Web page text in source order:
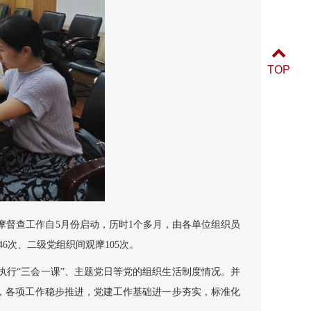
查工作自5月份启动，历时1个多月，由各单位组织员
、二级党组织间观摩105次。
“三会一课”、主题党日等党的组织生活制度情况。并
项工作稳步推进，党建工作基础进一步夯实，标准化
TOP